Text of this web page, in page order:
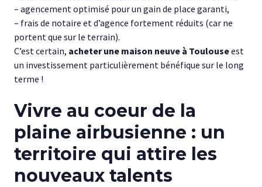
– agencement optimisé pour un gain de place garanti,
– frais de notaire et d’agence fortement réduits (car ne
portent que sur le terrain).
C’est certain, acheter une maison neuve à Toulouseest
un investissement particulièrement bénéfique sur le long
terme !
Vivre au coeur de la
plaine airbusienne : un
territoire qui attire les
nouveaux talents